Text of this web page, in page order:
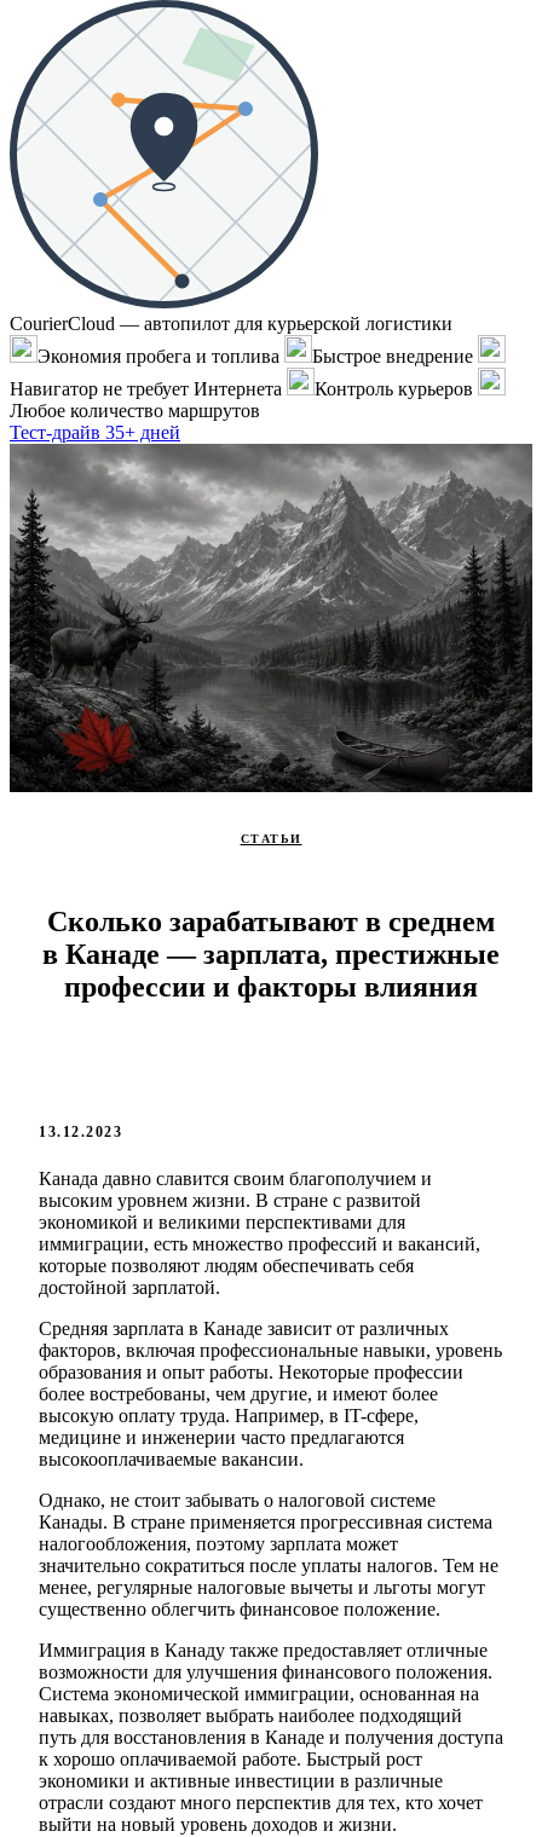
CourierCloud — автопилот для курьерской логистики
Экономия пробега и топлива
Быстрое внедрение
Навигатор не требует Интернета
Контроль курьеров
Любое количество маршрутов
Тест-драйв 35+ дней
СТАТЬИ
Сколько зарабатывают в среднем
в Канаде — зарплата, престижные
профессии и факторы влияния
13.12.2023
Канада давно славится своим благополучием и
высоким уровнем жизни. В стране с развитой
экономикой и великими перспективами для
иммиграции, есть множество профессий и вакансий,
которые позволяют людям обеспечивать себя
достойной зарплатой.
Средняя зарплата в Канаде зависит от различных
факторов, включая профессиональные навыки, уровень
образования и опыт работы. Некоторые профессии
более востребованы, чем другие, и имеют более
высокую оплату труда. Например, в IT-сфере,
медицине и инженерии часто предлагаются
высокооплачиваемые вакансии.
Однако, не стоит забывать о налоговой системе
Канады. В стране применяется прогрессивная система
налогообложения, поэтому зарплата может
значительно сократиться после уплаты налогов. Тем не
менее, регулярные налоговые вычеты и льготы могут
существенно облегчить финансовое положение.
Иммиграция в Канаду также предоставляет отличные
возможности для улучшения финансового положения.
Система экономической иммиграции, основанная на
навыках, позволяет выбрать наиболее подходящий
путь для восстановления в Канаде и получения доступа
к хорошо оплачиваемой работе. Быстрый рост
экономики и активные инвестиции в различные
отрасли создают много перспектив для тех, кто хочет
выйти на новый уровень доходов и жизни.